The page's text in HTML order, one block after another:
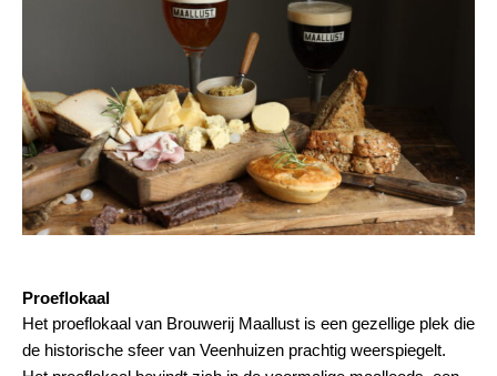
Proeflokaal
Het proeflokaal van Brouwerij Maallust is een gezellige plek die
de historische sfeer van Veenhuizen prachtig weerspiegelt.